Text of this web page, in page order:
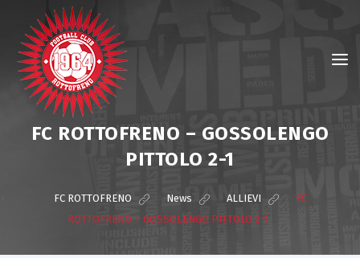
FC ROTTOFRENO – GOSSOLENGO
PITTOLO 2-1
FC ROTTOFRENO News ALLIEVI
FC
ROTTOFRENO – GOSSOLENGO PITTOLO 2-1